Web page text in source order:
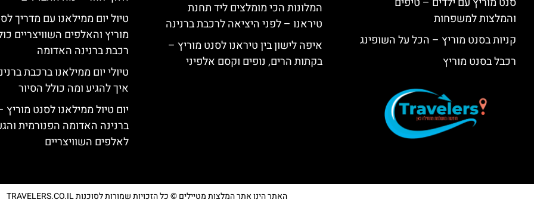
והמלצות למשפחות
קניות בסנט מוריץ – הכל על השופינג
רכבל בסנט מוריץ
המלונות הכי מומלצים ליד תחנת
טיראנו – לפני היציאה לרכבת ברנינה
איפה לישון בין טיראנו לסנט מוריץ –
בקתות הרים, נופים וקסם אלפיני
טיול יום ממילאנו עם מדריך
מוריץ והאלפים השוויצריים
רכבת ברנינה האדומה
טיולי יום ממילאנו ברכבת
איך להגיע ומה כולל הסיור
יום טיול ממילאנו לסנט
ברנינה האדומה הפנורמית
לאלפים השוויצריים
האתר הינו אתר המלצות מטיילים © כל הזכויות שמורות לסוכנות TRAVELERS.CO.IL